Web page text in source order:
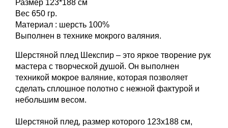
Размер 123*188 см
Вес 650 гр.
Материал : шерсть 100%
Выполнен в технике мокрого валяния.
Шерстяной плед Шекспир – это яркое творение рук
мастера с творческой душой. Он выполнен
техникой мокрое валяние, которая позволяет
сделать сплошное полотно с нежной фактурой и
небольшим весом.
Шерстяной плед, размер которого 123х188 см,